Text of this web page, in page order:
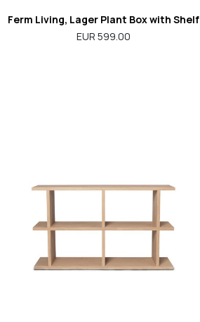
Ferm Living, Lager Plant Box with Shelf
EUR 599.00